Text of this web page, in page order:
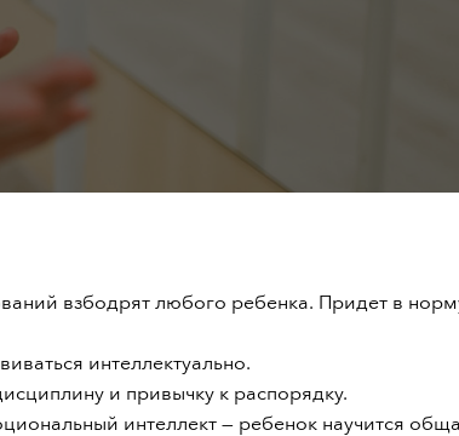
взбодрят любого ребенка. Придет в
интеллектуально.
и привычку к распорядку.
интеллект — ребенок научится